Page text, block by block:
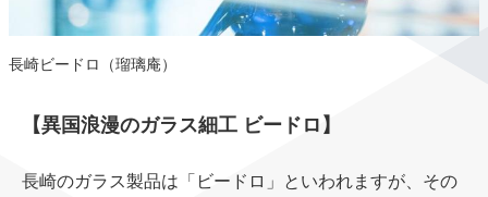
⻑崎ビードロ（瑠璃庵）
【異国浪漫のガラス細⼯ ビードロ】
⻑崎のガラス製品は「ビードロ」といわれますが、その